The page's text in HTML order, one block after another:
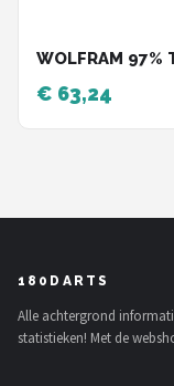
WOLFRAM 97%
€ 63,24
180DARTS
Alle achtergrond
statistieken! Met de